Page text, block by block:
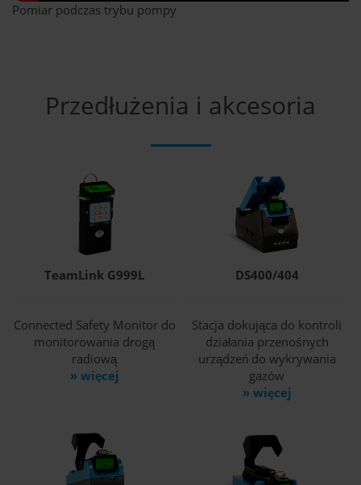
Pomiar podczas trybu pompy
Przedłużenia i akcesoria
TeamLink G999L
Connected Safety Monitor do
monitorowania drogą
radiową
» więcej
DS400/404
Stacja dokująca do kontroli
działania przenośnych
urządzeń do wykrywania
gazów
» więcej